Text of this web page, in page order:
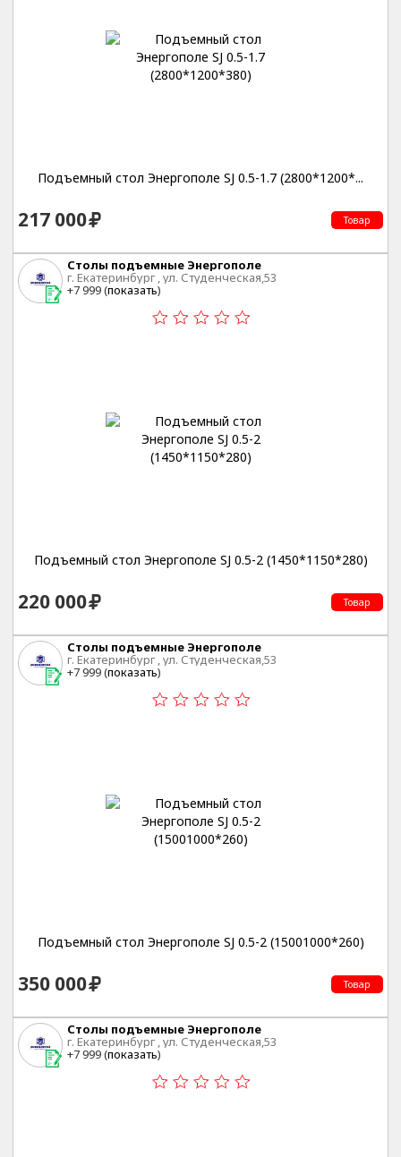
Подъемный стол Энергополе SJ 0.5-1.7 (2800*1200*...
217 000 Товар
Столы подъемные Энергополе
г. Екатеринбург , ул. Студенческая,53
+7 999 (показать)
Подъемный стол Энергополе SJ 0.5-2 (1450*1150*280)
220 000 Товар
Столы подъемные Энергополе
г. Екатеринбург , ул. Студенческая,53
+7 999 (показать)
Подъемный стол Энергополе SJ 0.5-2 (15001000*260)
350 000 Товар
Столы подъемные Энергополе
г. Екатеринбург , ул. Студенческая,53
+7 999 (показать)